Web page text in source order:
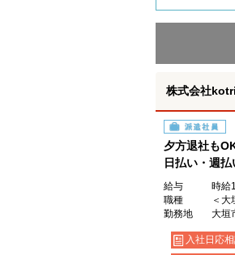
株式会社
派遣社員
夕方退社も
日払い・週払
給与
時給
職種
＜
勤務地
大垣
入社日応